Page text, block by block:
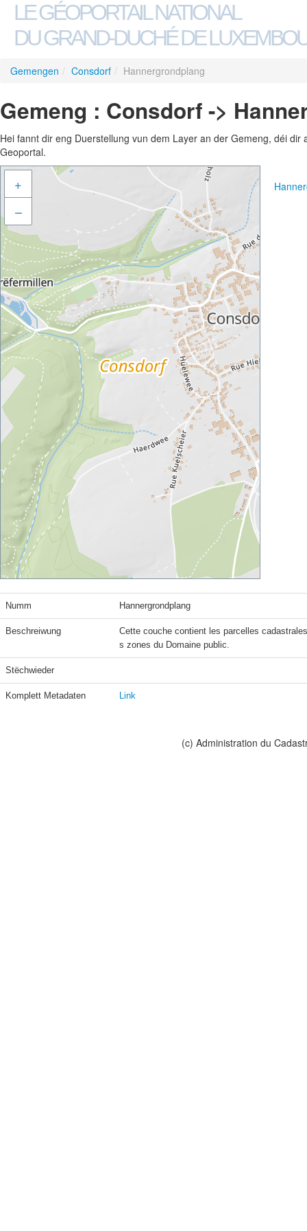
LE GÉOPORTAIL NATIONAL
DU GRAND-DUCHÉ DE
Gemengen / Consdorf / Hannergrondplang
Gemeng : Consdorf ->
Hei fannt dir eng Duerstellung vun dem Layer an der Gemeng, déi
Geoportal.
+
–
Numm Hannergrondplang
Beschreiwung
Cette couche contient les parcelles
s zones du Domaine public.
Stëchwieder
Komplett Metadaten Link
(c) Administration du